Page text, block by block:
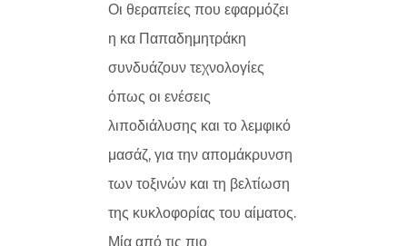
Οι θεραπείες που εφαρμόζει
η κα Παπαδημητράκη
συνδυάζουν τεχνολογίες
όπως οι ενέσεις
λιποδιάλυσης και το λεμφικό
μασάζ, για την απομάκρυνση
των τοξινών και τη βελτίωση
της κυκλοφορίας του αίματος.
Μία από τις πιο